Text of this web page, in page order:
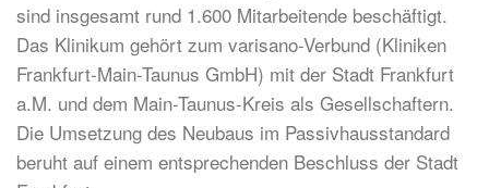
sind insgesamt rund 1.600 Mitarbeitende beschäftigt.
Das Klinikum gehört zum varisano-Verbund (Kliniken
Frankfurt-Main-Taunus GmbH) mit der Stadt Frankfurt
a.M. und dem Main-Taunus-Kreis als Gesellschaftern.
Die Umsetzung des Neubaus im Passivhausstandard
beruht auf einem entsprechenden Beschluss der Stadt